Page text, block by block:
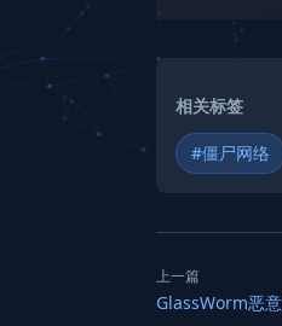
相关标签
#僵尸网络
上一篇